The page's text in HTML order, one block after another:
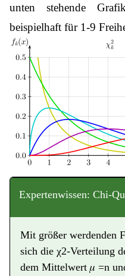
unten stehende
beispielhaft für 1-9
Expertenwissen: Chi-
Mit größer werdenden
sich die χ2-Verteilung
dem Mittelwert 𝜇 =n